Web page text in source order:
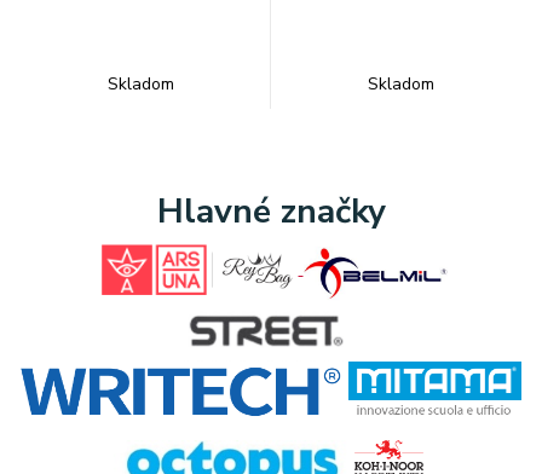
Skladom Skladom
Hlavné značky